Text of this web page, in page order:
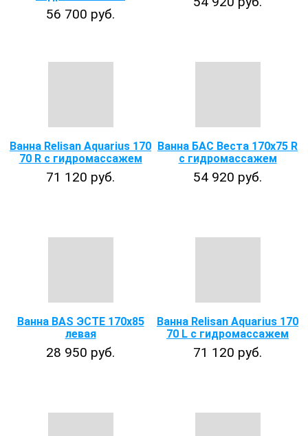
56 700 руб.
Ванна Relisan Aquarius 170
70 R с гидромассажем
71 120 руб.
Ванна БАС Веста 170x75 R
с гидромассажем
54 920 руб.
Ванна BAS ЭСТЕ 170х85
левая
28 950 руб.
Ванна Relisan Aquarius 170
70 L с гидромассажем
71 120 руб.